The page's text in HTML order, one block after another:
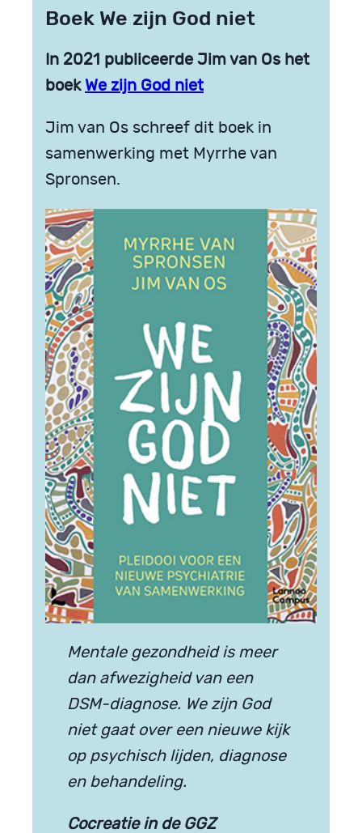
Boek We zijn God niet
In 2021 publiceerde Jim van Os het
boek We zijn God niet
Jim van Os schreef dit boek in
samenwerking met Myrrhe van
Spronsen.
Mentale gezondheid is meer
dan afwezigheid van een
DSM-diagnose. We zijn God
niet gaat over een nieuwe kijk
op psychisch lijden, diagnose
en behandeling.
Cocreatie in de GGZ